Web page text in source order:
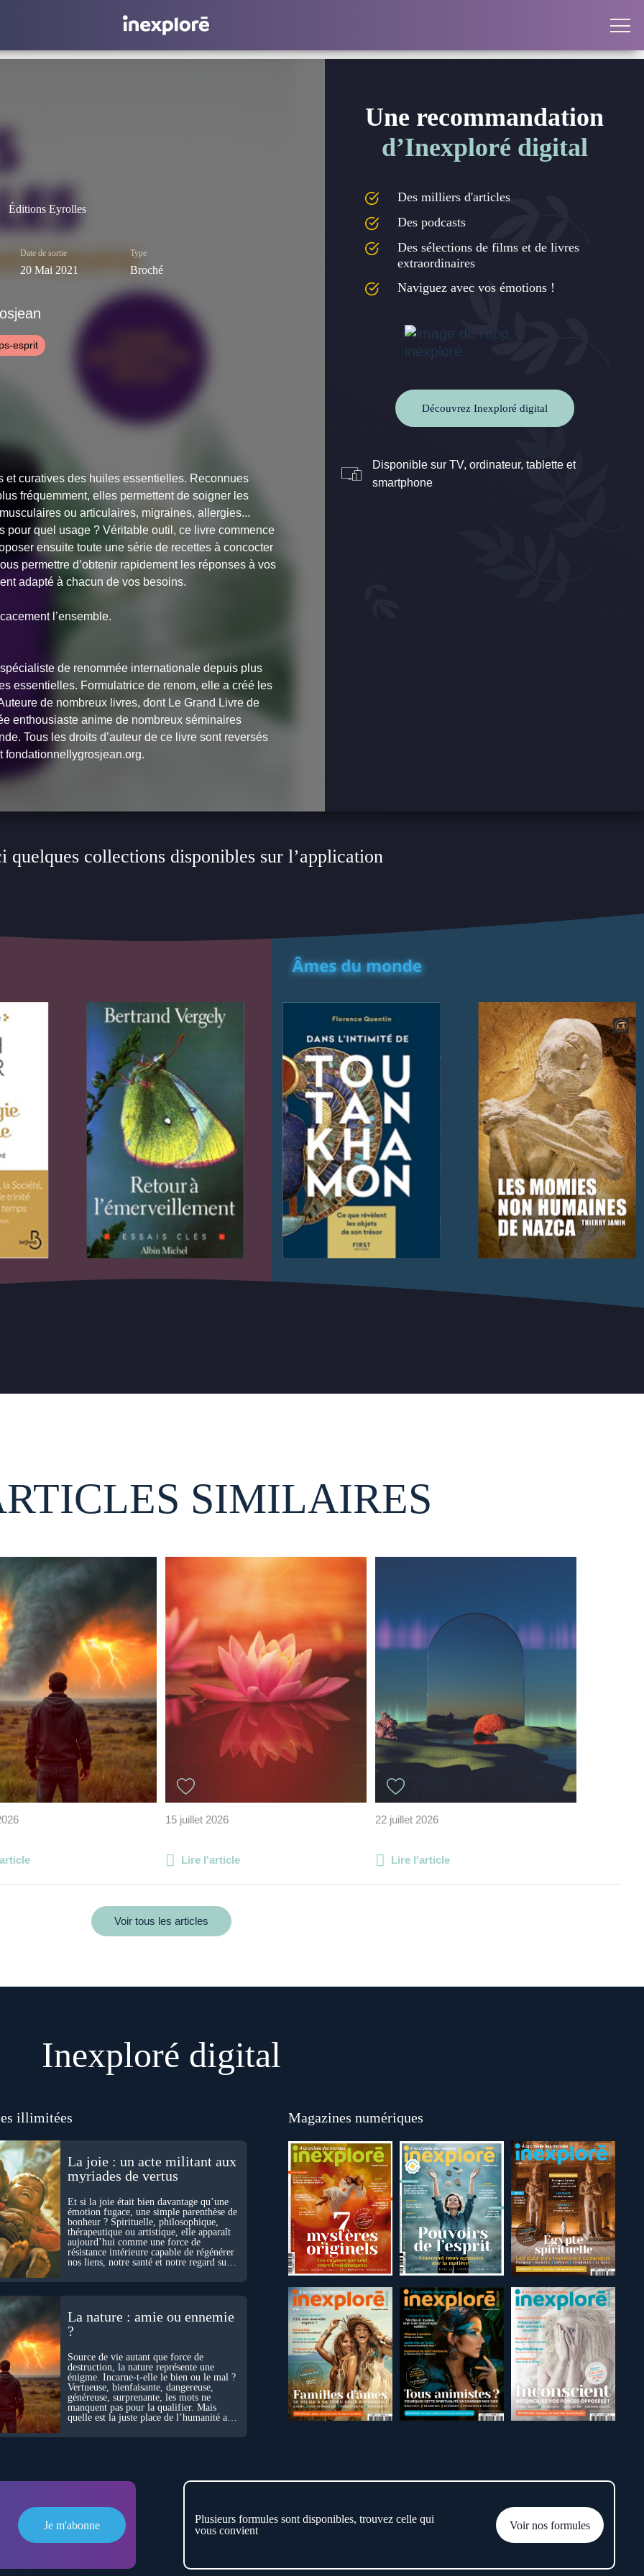
Éditions Eyrolles
Date de sortie
20 Mai 2021
Type
Broché
esprit
curatives des huiles essentielles. Reconnues
fréquemment, elles permettent de soigner les
ou articulaires, migraines, allergies...
quel usage ? Véritable outil, ce livre commence
ensuite toute une série de recettes à concocter
permettre d’obtenir rapidement les réponses à vos
adapté à chacun de vos besoins.
l’ensemble.
de renommée internationale depuis plus
essentielles. Formulatrice de renom, elle a créé les
de nombreux livres, dont Le Grand Livre de
enthousiaste anime de nombreux séminaires
Tous les droits d’auteur de ce livre sont reversés
fondationnellygrosjean.org.
Une recommandation
d’Inexploré digital
Des milliers d'articles
Des podcasts
Des sélections de films et de livres
extraordinaires
Naviguez avec vos émotions !
Découvrez Inexploré digital
Disponible sur TV, ordinateur, tablette et
smartphone
quelques collections disponibles sur l’application
SIMILAIRES
15 juillet 2026
Lire l'article
22 juillet 2026
Lire l'article
Voir tous les articles
Inexploré digital
illimitées
La joie : un acte militant aux
myriades de vertus
Et si la joie était bien davantage qu’une
émotion fugace, une simple parenthèse de
bonheur ? Spirituelle, philosophique,
thérapeutique ou artistique, elle apparaît
aujourd’hui comme une force de
résistance intérieure capable de régénérer
nos liens, notre santé et notre regard sur
La nature : amie ou ennemie
?
Source de vie autant que force de
destruction, la nature représente une
énigme. Incarne-t-elle le bien ou le mal ?
Vertueuse, bienfaisante, dangereuse,
généreuse, surprenante, les mots ne
manquent pas pour la qualifier. Mais
quelle est la juste place de l’humanité au
Magazines numériques
Je m'abonne
Plusieurs formules sont disponibles, trouvez celle qui
vous convient
Voir nos formules